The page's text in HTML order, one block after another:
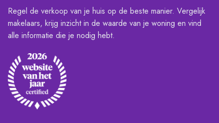
Regel de verkoop van je huis op de beste manier. Vergelijk
makelaars, krijg inzicht in de waarde van je woning en vind
alle informatie die je nodig hebt.